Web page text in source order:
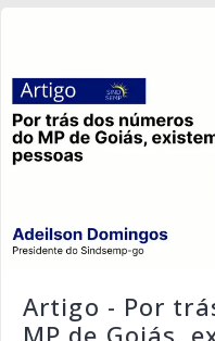
Artigo - Por
MP de Goiás,